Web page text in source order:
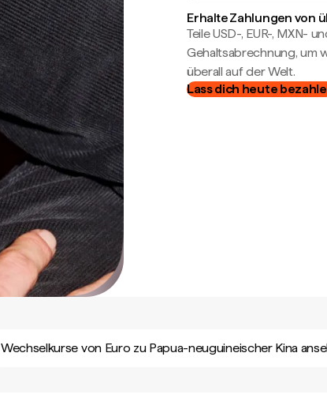
Erhalte Zahlungen von
Teile USD-, EUR-, MXN-
Gehaltsabrechnung, um
überall auf der Welt.
Lass dich heute
Wechselkurse von Euro zu Papua-neuguineischer Kina